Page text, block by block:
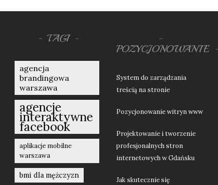
TAGI
agencja
brandingowa
warszawa
agencje
interaktywne
facebook
aplikacje mobilne
warszawa
bmi dla mężczyzn
POZYCJONOWANIE
System do zarządzania
treścią na stronie
Pozycjonowanie witryn www
Projektowanie i tworzenie
profesjonalnych stron
internetowych w Gdańsku
Jak skutecznie się